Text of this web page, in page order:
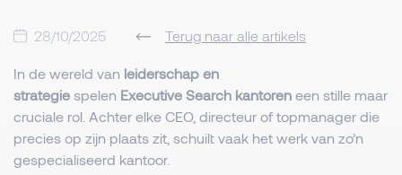
28/10/2025 Terug naar alle artikels
In de wereld van leiderschap en
strategie spelen Executive Search kantoren een stille maar
cruciale rol. Achter elke CEO, directeur of topmanager die
precies op zijn plaats zit, schuilt vaak het werk van zo’n
gespecialiseerd kantoor.